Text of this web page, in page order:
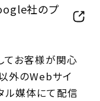
社のプ
てお客様が関心
外のWebサイ
ル媒体にて配信